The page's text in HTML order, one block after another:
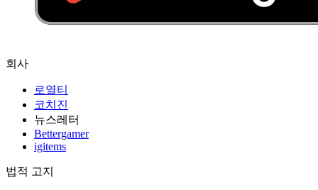
회사
로열티
코치진
뉴스레터
Bettergamer
igitems
법적 고지